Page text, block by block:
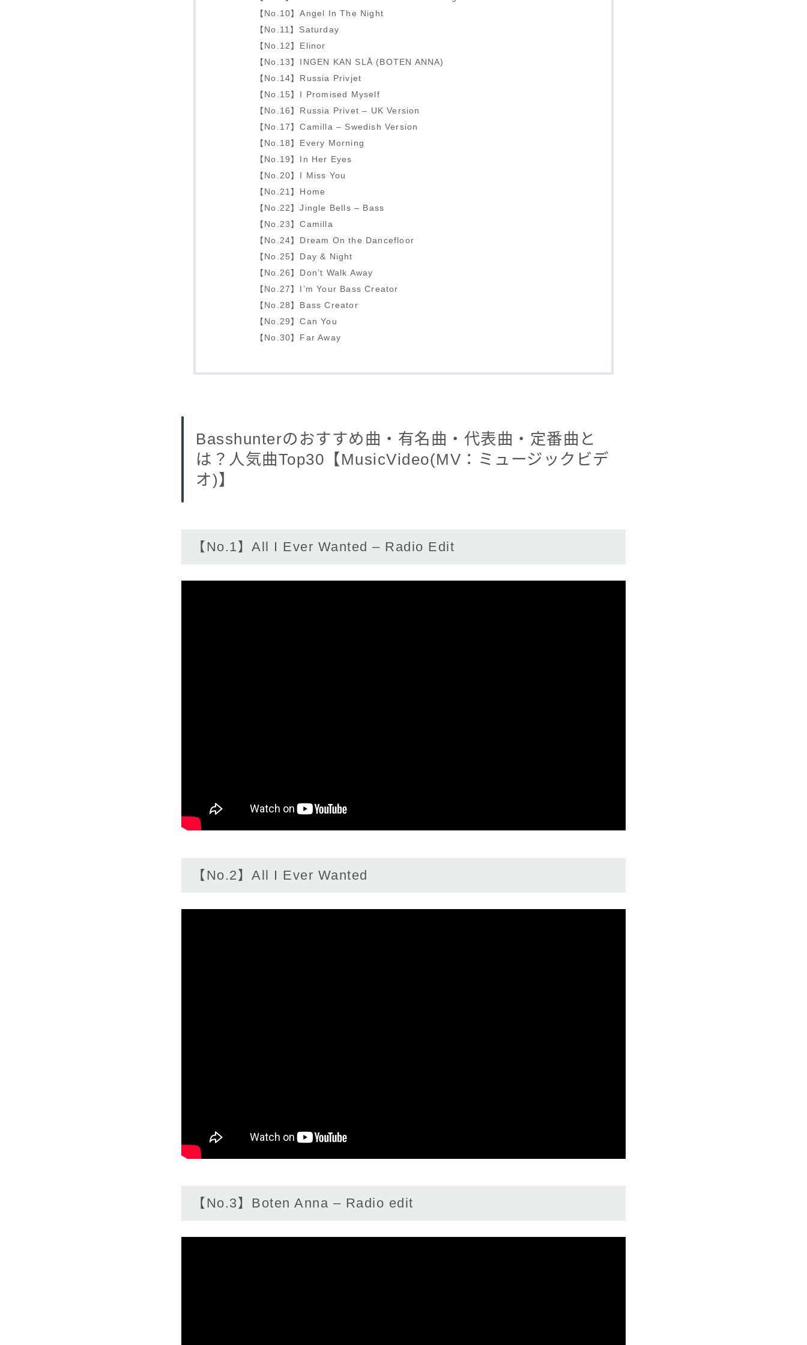
【No.10】Angel In The Night
【No.11】Saturday
【No.12】Elinor
【No.13】INGEN KAN SLÅ (BOTEN ANNA)
【No.14】Russia Privjet
【No.15】I Promised Myself
【No.16】Russia Privet – UK Version
【No.17】Camilla – Swedish Version
【No.18】Every Morning
【No.19】In Her Eyes
【No.20】I Miss You
【No.21】Home
【No.22】Jingle Bells – Bass
【No.23】Camilla
【No.24】Dream On the Dancefloor
【No.25】Day & Night
【No.26】Don’t Walk Away
【No.27】I’m Your Bass Creator
【No.28】Bass Creator
【No.29】Can You
【No.30】Far Away
Basshunterのおすすめ曲・有名曲・代表曲・定番曲と
は？人気曲Top30【MusicVideo(MV：ミュージックビデ
オ)】
【No.1】All I Ever Wanted – Radio Edit
【No.2】All I Ever Wanted
【No.3】Boten Anna – Radio edit